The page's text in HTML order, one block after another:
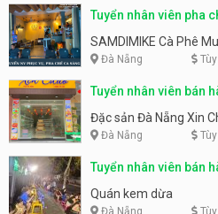
Tuyển nhân viên pha
SAMDIMIKE Cà Phê
Đà Nẵng Tùy
Tuyển nhân viên bán
Nẵng
Đặc sản Đà Nẵng Xin
Đà Nẵng Tùy
Tuyển nhân viên bán
Quán kem dừa
Đà Nẵng Tùy